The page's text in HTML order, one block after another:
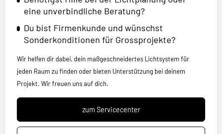
eine unverbindliche Beratung?
Du bist Firmenkunde und wünschst
Sonderkonditionen für Grossprojekte?
Wir helfen dir dabei, dein maßgeschneidertes Lichtsystem für
jeden Raum zu finden oder bieten Unterstützung bei deinem
Projekt. Wir freuen uns auf dich.
zum Servicecenter